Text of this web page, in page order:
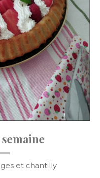
et chantilly